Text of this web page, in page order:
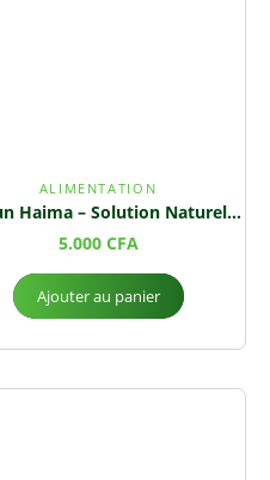
ALIMENTATION
Nosaun Haima – Solution Naturelle contre la Drépanocytose et le Cancer du Sang
5.000 CFA
Ajouter au panier